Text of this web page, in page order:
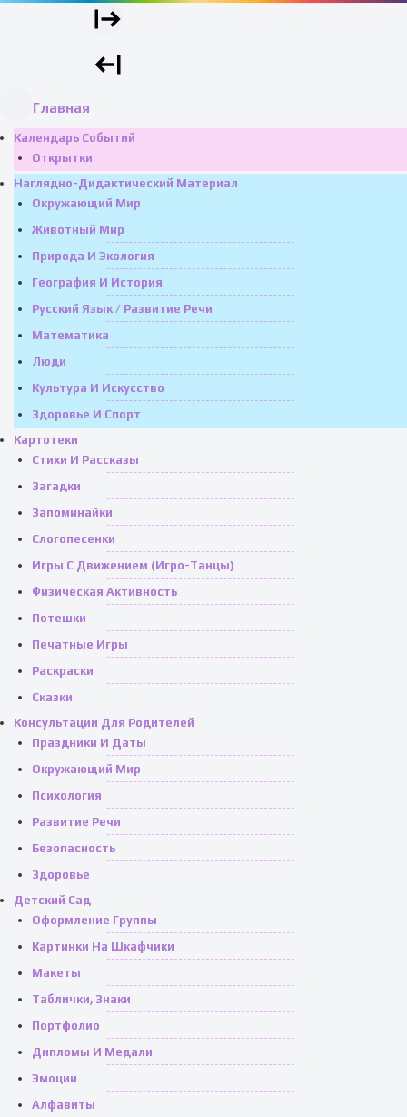
Главная
Календарь Событий
Открытки
Наглядно-Дидактический Материал
Окружающий Мир
Животный Мир
Природа И Экология
География И История
Русский Язык / Развитие Речи
Математика
Люди
Культура И Искусство
Здоровье И Спорт
Картотеки
Стихи И Рассказы
Загадки
Запоминайки
Слогопесенки
Игры С Движением (игро-Танцы)
Физическая Активность
Потешки
Печатные Игры
Раскраски
Сказки
Консультации Для Родителей
Праздники И Даты
Окружающий Мир
Психология
Развитие Речи
Безопасность
Здоровье
Детский Сад
Оформление Группы
Картинки На Шкафчики
Макеты
Таблички, Знаки
Портфолио
Дипломы И Медали
Эмоции
Алфавиты